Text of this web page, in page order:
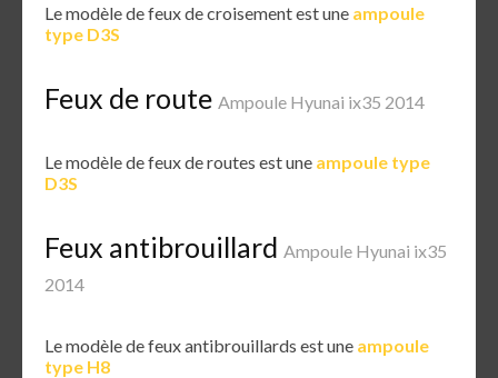
Le modèle de feux de croisement est une ampoule
type D3S
Feux de route Ampoule Hyunai ix35 2014
Le modèle de feux de routes est une ampoule type
D3S
Feux antibrouillard Ampoule Hyunai ix35
2014
Le modèle de feux antibrouillards est une ampoule
type H8